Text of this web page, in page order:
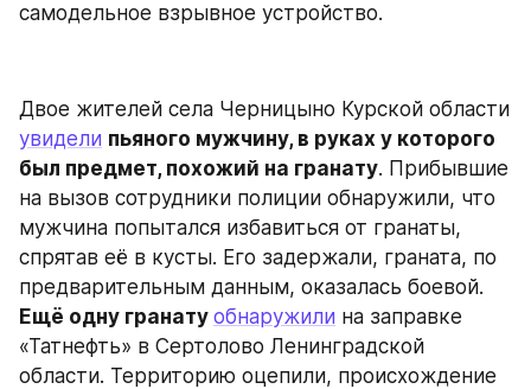
самодельное взрывное устройство.
увидели пьяного мужчину, в руках у которого
был предмет, похожий на гранату. Прибывшие
на вызов сотрудники полиции обнаружили, что
мужчина попытался избавиться от гранаты,
спрятав её в кусты. Его задержали, граната, по
Ещё одну гранату обнаружили на заправке
«Татнефть» в Сертолово Ленинградской
области. Территорию оцепили, происхождение